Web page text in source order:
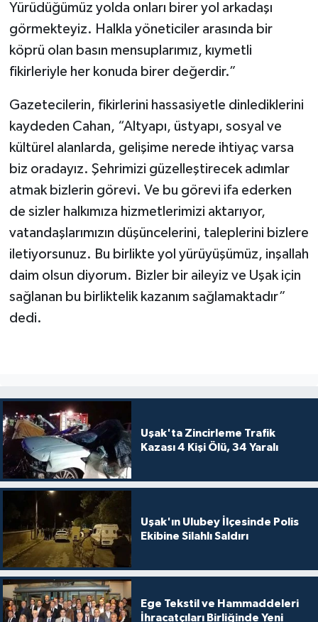
Yürüdüğümüz yolda onları birer yol arkadaşı
görmekteyiz. Halkla yöneticiler arasında bir
köprü olan basın mensuplarımız, kıymetli
fikirleriyle her konuda birer değerdir.”
Gazetecilerin, fikirlerini hassasiyetle dinlediklerini
kaydeden Cahan, “Altyapı, üstyapı, sosyal ve
kültürel alanlarda, gelişime nerede ihtiyaç varsa
biz oradayız. Şehrimizi güzelleştirecek adımlar
atmak bizlerin görevi. Ve bu görevi ifa ederken
de sizler halkımıza hizmetlerimizi aktarıyor,
vatandaşlarımızın düşüncelerini, taleplerini bizlere
iletiyorsunuz. Bu birlikte yol yürüyüşümüz, inşallah
daim olsun diyorum. Bizler bir aileyiz ve Uşak için
sağlanan bu birliktelik kazanım sağlamaktadır”
dedi.
Uşak'ta Zincirleme Trafik
Kazası 4 Kişi Ölü, 34 Yaralı
Uşak'ın Ulubey İlçesinde Polis
Ekibine Silahlı Saldırı
Ege Tekstil ve Hammaddeleri
İhracatçıları Birliğinde Yeni